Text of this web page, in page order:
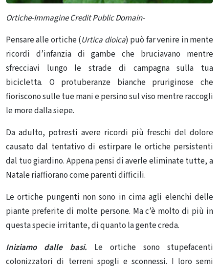
Ortiche-Immagine Credit Public Domain-
Pensare alle ortiche (Urtica dioica) può far venire in mente
ricordi d’infanzia di gambe che bruciavano mentre
sfrecciavi lungo le strade di campagna sulla tua
bicicletta. O protuberanze bianche pruriginose che
fioriscono sulle tue mani e persino sul viso mentre raccogli
le more dalla siepe.
Da adulto, potresti avere ricordi più freschi del dolore
causato dal tentativo di estirpare le ortiche persistenti
dal tuo giardino. Appena pensi di averle eliminate tutte, a
Natale riaffiorano come parenti difficili.
Le ortiche pungenti non sono in cima agli elenchi delle
piante preferite di molte persone. Ma c’è molto di più in
questa specie irritante, di quanto la gente creda.
Iniziamo dalle basi. Le ortiche sono stupefacenti
colonizzatori di terreni spogli e sconnessi. I loro semi